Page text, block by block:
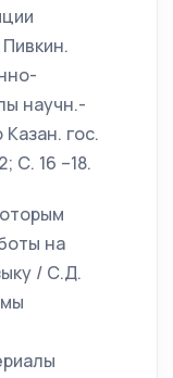
научн.-
гос.
С. 16 –18.
на
/ С.Д.